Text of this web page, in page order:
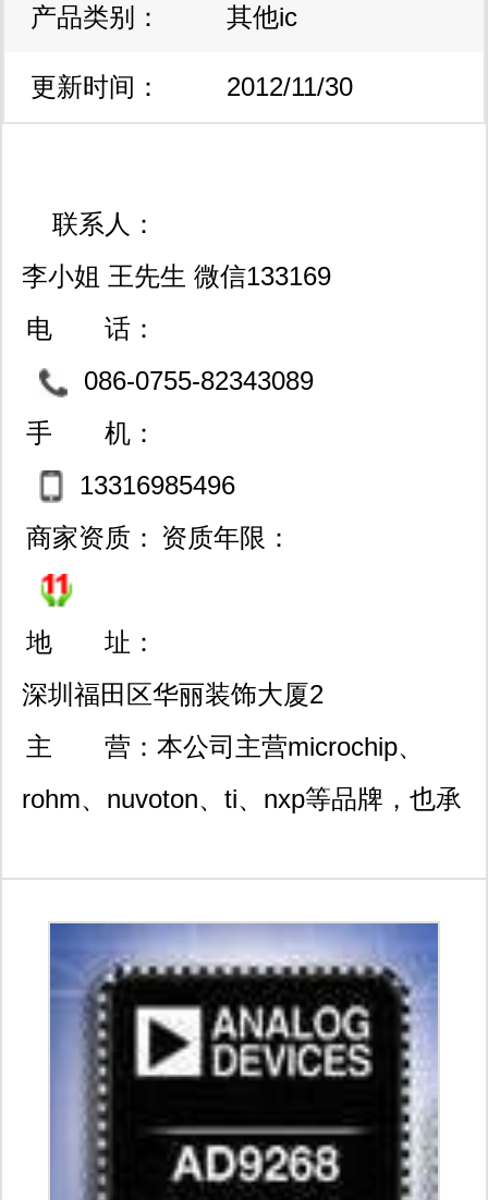
产品类别： 其他ic
更新时间： 2012/11/30
联系人：
李小姐 王先生 微信133169
85496
电 话：
086-0755-82343089
手 机：
13316985496
商家资质： 资质年限：
地 址：
深圳福田区华丽装饰大厦2
栋415 只做进口原装，感
谢您的来电，我们将竭诚
微信13316971496 ，勿发
主 营： 本公司主营microchip、
rohm、nuvoton、ti、nxp等品牌，也承